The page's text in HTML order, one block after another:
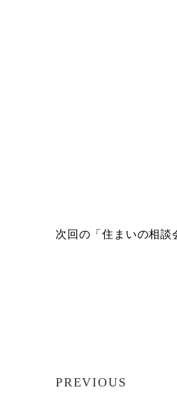
次回の「住まいの相談
PREVIOUS